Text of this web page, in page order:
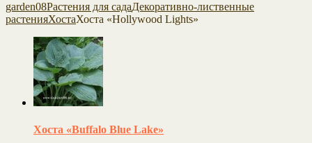
garden08Растения для садаДекоративно-лиственные
растенияХостаХоста «Hollywood Lights»
Хоста «Buffalo Blue Lake»